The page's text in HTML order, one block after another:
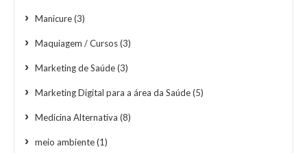
Manicure(3)
Maquiagem / Cursos(3)
Marketing de Saúde(3)
Marketing Digital para a área da Saúde(5)
Medicina Alternativa (8)
meio ambiente(1)